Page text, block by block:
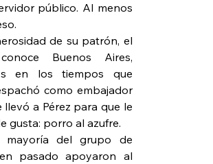
público. Al menos
de su patrón, el
Buenos Aires,
en los tiempos que
como embajador
llevó a Pérez para que le
gusta: porro al azufre.
mayoría del grupo de
pasado apoyaron al